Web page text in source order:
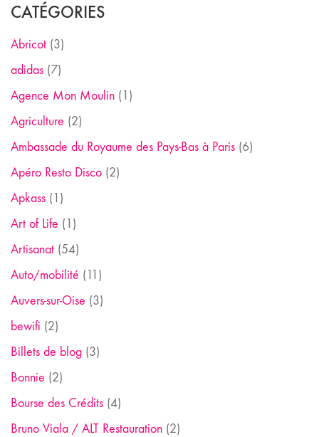
CATÉGORIES
Abricot (3)
adidas (7)
Agence Mon Moulin (1)
Agriculture (2)
Ambassade du Royaume des Pays-Bas à Paris (6)
Apéro Resto Disco (2)
Apkass (1)
Art of Life (1)
Artisanat (54)
Auto/mobilité (11)
Auvers-sur-Oise (3)
bewifi (2)
Billets de blog (3)
Bonnie (2)
Bourse des Crédits (4)
Bruno Viala / ALT Restauration (2)